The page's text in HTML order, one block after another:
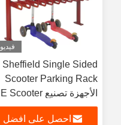
فيديو
Sheffield Single Sided
Scooter Parking Rack
الأجهزة تصنيع E Scooter
Rack
احصل على افضل